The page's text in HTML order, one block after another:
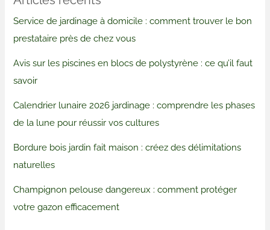
Service de jardinage à domicile : comment trouver le bon
prestataire près de chez vous
Avis sur les piscines en blocs de polystyrène : ce qu’il faut
savoir
Calendrier lunaire 2026 jardinage : comprendre les phases
de la lune pour réussir vos cultures
Bordure bois jardin fait maison : créez des délimitations
naturelles
Champignon pelouse dangereux : comment protéger
votre gazon efficacement